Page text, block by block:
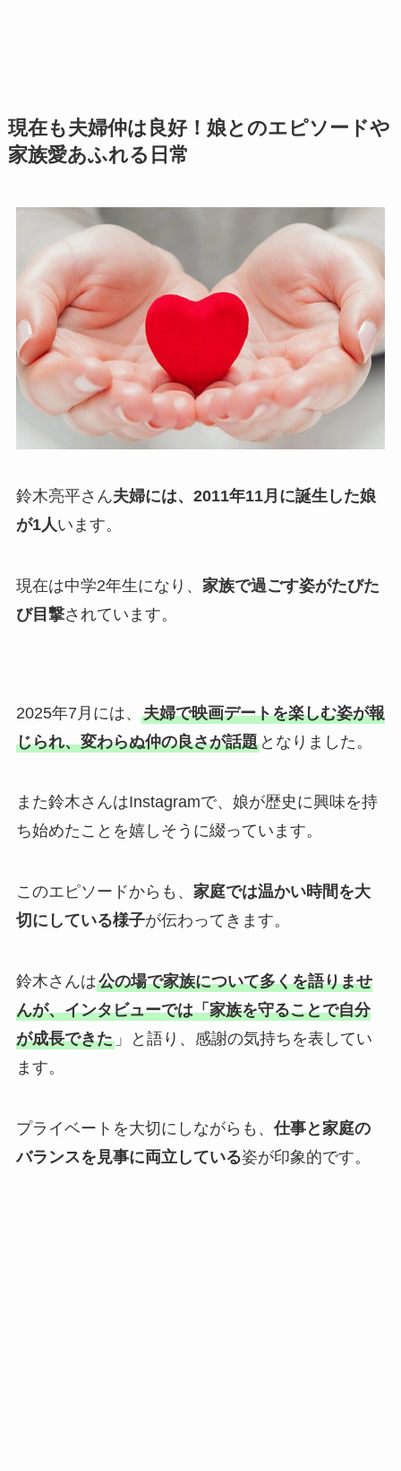
現在も夫婦仲は良好！娘とのエピソードや
家族愛あふれる日常
鈴木亮平さん夫婦には、2011年11月に誕生した娘
が1人います。
現在は中学2年生になり、 家族で過ごす姿がたびた
び目撃されています。
2025年7月には、 夫婦で映画デートを楽しむ姿が報
じられ、変わらぬ仲の良さが話題となりました。
また鈴木さんはInstagramで、娘が歴史に興味を持
ち始めたことを嬉しそうに綴っています。
このエピソードからも、 家庭では温かい時間を大
切にしている様子が伝わってきます。
鈴木さんは公の場で家族について多くを語りませ
んが、インタビューでは「家族を守ることで自分
が成長できた」と語り、感謝の気持ちを表してい
ます。
プライベートを大切にしながらも、 仕事と家庭の
バランスを見事に両立している姿が印象的です。